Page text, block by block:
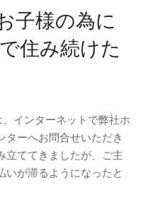
子様の為に
住み続けた
、インターネットで弊社ホ
ターへお問合せいただき
立ててきましたが、ご主
いが滞るようになったと